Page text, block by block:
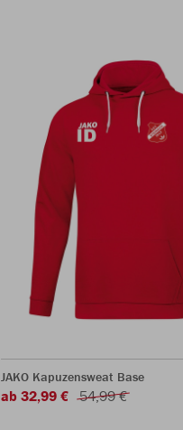
JAKO Kapuzensweat Base
ab 32,99 € 54,99 €